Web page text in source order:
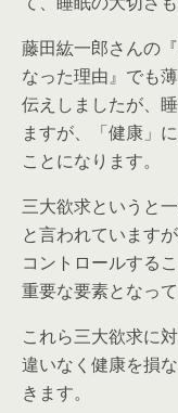
藤田紘一郎さんの
なった理由』でも
伝えしましたが、
ますが、「健康」
ことになります。
三大欲求というと
と言われています
コントロールする
重要な要素となって
これら三大欲求に
違いなく健康を損
きます。